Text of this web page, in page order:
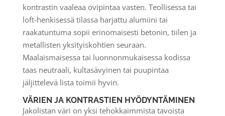
kontrastin vaaleaa ovipintaa vasten. Teollisessa tai
loft-henkisessä tilassa harjattu alumiini tai
raakatuntuma sopii erinomaisesti betonin, tiilen ja
metallisten yksityiskohtien seuraan.
Maalaismaisessa tai luonnonmukaisessa kodissa
taas neutraali, kultasävyinen tai puupintaa
jäljittelevä lista toimii hyvin.
VÄRIEN JA KONTRASTIEN HYÖDYNTÄMINEN
Jakolistan väri on yksi tehokkaimmista tavoista